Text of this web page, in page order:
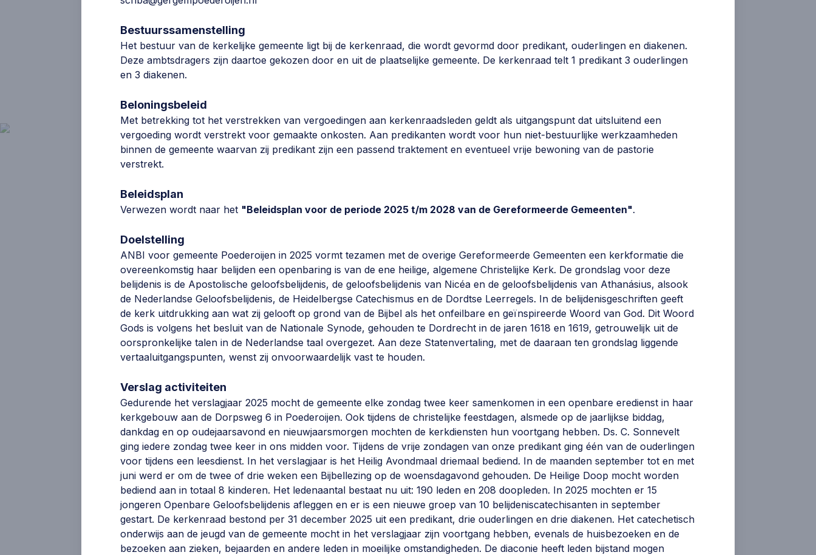
gemeenteleden
Actueel
Bekijk dealgemene nieuwsberichten
Kerktijden Toon meer kerktijden
Beroepingswerk Alle beroepen
Voorganger Beroepingsdatum
Ds. C. Sonnevelt 01-03-2023
Bestuurssamenstelling
Het bestuur van de kerkelijke gemeente ligt bij de kerkenraad, die wordt gevormd door predikant, ouderlingen en diakenen.
Deze ambtsdragers zijn daartoe gekozen door en uit de plaatselijke gemeente. De kerkenraad telt 1 predikant 3 ouderlingen
en 3 diakenen.
Beloningsbeleid
Met betrekking tot het verstrekken van vergoedingen aan kerkenraadsleden geldt als uitgangspunt dat uitsluitend een
vergoeding wordt verstrekt voor gemaakte onkosten. Aan predikanten wordt voor hun niet-bestuurlijke werkzaamheden
binnen de gemeente waarvan zij predikant zijn een passend traktement en eventueel vrije bewoning van de pastorie
verstrekt.
Beleidsplan
Verwezen wordt naar het "Beleidsplan voor de periode 2025 t/m 2028 van de Gereformeerde Gemeenten".
Doelstelling
ANBI voor gemeente Poederoijen in 2025 vormt tezamen met de overige Gereformeerde Gemeenten een kerkformatie die
overeenkomstig haar belijden een openbaring is van de ene heilige, algemene Christelijke Kerk. De grondslag voor deze
belijdenis is de Apostolische geloofsbelijdenis, de geloofsbelijdenis van Nicéa en de geloofsbelijdenis van Athanásius, alsook
de Nederlandse Geloofsbelijdenis, de Heidelbergse Catechismus en de Dordtse Leerregels. In de belijdenisgeschriften geeft
de kerk uitdrukking aan wat zij gelooft op grond van de Bijbel als het onfeilbare en geïnspireerde Woord van God. Dit Woord
Gods is volgens het besluit van de Nationale Synode, gehouden te Dordrecht in de jaren 1618 en 1619, getrouwelijk uit de
oorspronkelijke talen in de Nederlandse taal overgezet. Aan deze Statenvertaling, met de daaraan ten grondslag liggende
vertaaluitgangspunten, wenst zij onvoorwaardelijk vast te houden.
Verslag activiteiten
Gedurende het verslagjaar 2025 mocht de gemeente elke zondag twee keer samenkomen in een openbare eredienst in haar
kerkgebouw aan de Dorpsweg 6 in Poederoijen. Ook tijdens de christelijke feestdagen, alsmede op de jaarlijkse biddag,
dankdag en op oudejaarsavond en nieuwjaarsmorgen mochten de kerkdiensten hun voortgang hebben. Ds. C. Sonnevelt
ging iedere zondag twee keer in ons midden voor. Tijdens de vrije zondagen van onze predikant ging één van de ouderlingen
voor tijdens een leesdienst. In het verslagjaar is het Heilig Avondmaal driemaal bediend. In de maanden september tot en met
juni werd er om de twee of drie weken een Bijbellezing op de woensdagavond gehouden. De Heilige Doop mocht worden
bediend aan in totaal 8 kinderen. Het ledenaantal bestaat nu uit: 190 leden en 208 doopleden. In 2025 mochten er 15
jongeren Openbare Geloofsbelijdenis afleggen en er is een nieuwe groep van 10 belijdeniscatechisanten in september
gestart. De kerkenraad bestond per 31 december 2025 uit een predikant, drie ouderlingen en drie diakenen. Het catechetisch
onderwijs aan de jeugd van de gemeente mocht in het verslagjaar zijn voortgang hebben, evenals de huisbezoeken en de
bezoeken aan zieken, bejaarden en andere leden in moeilijke omstandigheden. De diaconie heeft leden bijstand mogen